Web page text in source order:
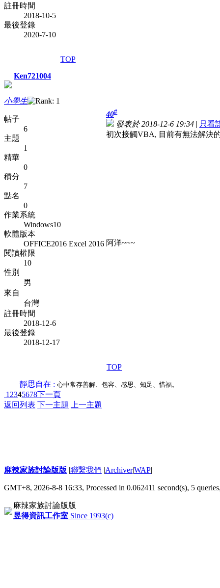
註冊時間
2018-10-5
最後登錄
2020-7-10
TOP
Ken721004
小學生
帖子
6
主題
1
精華
0
積分
7
點名
0
作業系統
Windows10
軟體版本
OFFICE2016 Excel 2016
閱讀權限
10
性別
男
來自
台灣
註冊時間
2018-12-6
最後登錄
2018-12-17
40#
發表於 2018-12-6 19:34 | 只看
初次接觸VBA, 目前有無法解決
阿洋~~~
TOP
靜思自在 : 心中常存善解、包容、感思、知足、惜福。
1 2345678下一頁
返回列表 下一主題 上一主題
麻辣家族討論版版 |聯繫我們 |Archiver|WAP|
GMT+8, 2026-8-8 16:33, Processed in 0.062411 second(s), 5
麻辣家族討論版版
昱得資訊工作室 Since 1993(c)